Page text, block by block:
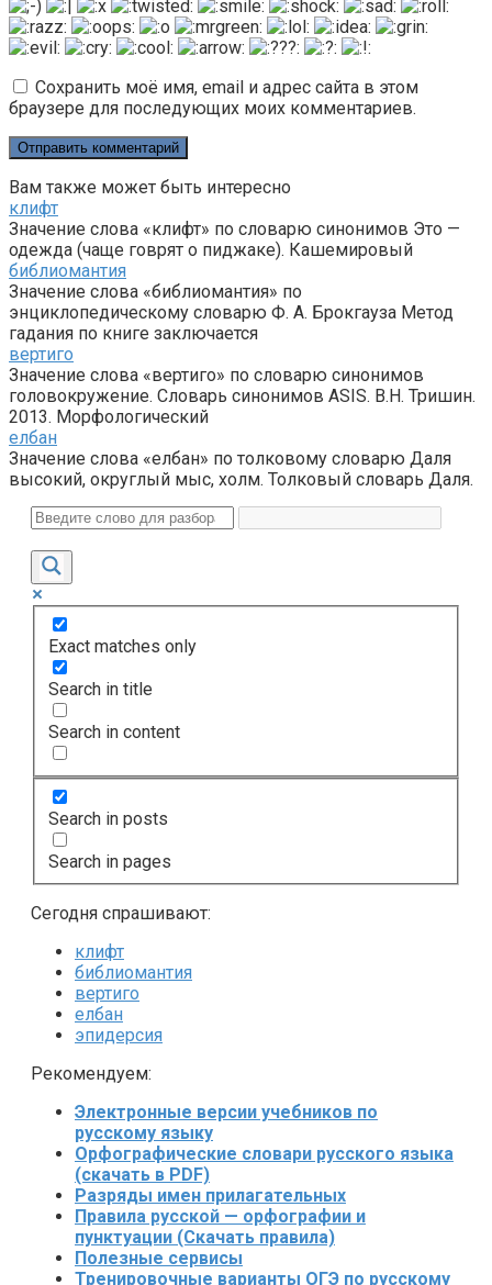
Сохранить моё имя, email и адрес сайта в этом
браузере для последующих моих комментариев.
Вам также может быть интересно
клифт
Значение слова «клифт» по словарю синонимов Это —
одежда (чаще говрят о пиджаке). Кашемировый
библиомантия
Значение слова «библиомантия» по
энциклопедическому словарю Ф. А. Брокгауза Метод
гадания по книге заключается
вертиго
Значение слова «вертиго» по словарю синонимов
головокружение. Словарь синонимов ASIS. В.Н. Тришин.
2013. Морфологический
елбан
Значение слова «елбан» по толковому словарю Даля
высокий, округлый мыс, холм. Толковый словарь Даля.
Exact matches only
Search in title
Search in content
Search in posts
Search in pages
Сегодня спрашивают:
клифт
библиомантия
вертиго
елбан
эпидерсия
Рекомендуем:
Электронные версии учебников по
русскому языку
Орфографические словари русского языка
(скачать в PDF)
Разряды имен прилагательных
Правила русской — орфографии и
пунктуации (Скачать правила)
Полезные сервисы
Тренировочные варианты ОГЭ по русскому